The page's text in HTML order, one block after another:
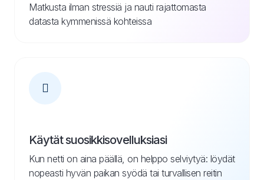
Matkusta ilman stressiä ja nauti rajattomasta
datasta kymmenissä kohteissa
Käytät suosikkisovelluksiasi
Kun netti on aina päällä, on helppo selviytyä: löydät
nopeasti hyvän paikan syödä tai turvallisen reitin